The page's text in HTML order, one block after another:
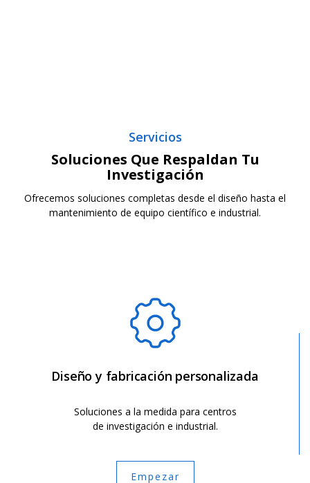
Servicios
Soluciones Que Respaldan Tu
Investigación
Ofrecemos soluciones completas desde el diseño hasta el
mantenimiento de equipo científico e industrial.
Diseño y fabricación personalizada
Soluciones a la medida para centros
de investigación e industrial.
Empezar